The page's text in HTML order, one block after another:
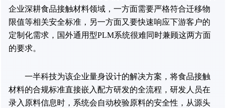
企业深耕食品接触材料领域，一方面需要严格符合迁移物
限值等相关安全标准，另一方面又要快速响应下游客户的
定制化需求，国外通用型PLM系统很难同时兼顾这两方面
的要求。
一半科技为该企业量身设计的解决方案，将食品接触
材料的合规标准直接嵌入配方研发的全流程，研发人员在
录入原料信息时，系统会自动校验原料的安全性，从源头